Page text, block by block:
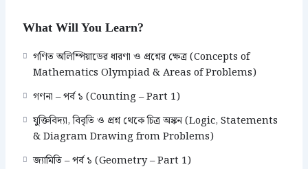
What Will You Learn?
গণিত অলিম্পিয়াডের ধারণা ও প্রশ্নের ক্ষেত্র (Concepts of
Mathematics Olympiad & Areas of Problems)
গণনা – পর্ব ১ (Counting – Part 1)
যুক্তিবিদ্যা, বিবৃতি ও প্রশ্ন থেকে চিত্র অঙ্কন (Logic, Statements
& Diagram Drawing from Problems)
জ্যামিতি – পর্ব ১ (Geometry – Part 1)